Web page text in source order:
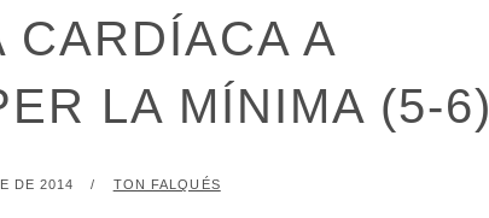
CARDÍACA A
LA MÍNIMA (5-6)
DE 2014 BY
TON FALQUÉS